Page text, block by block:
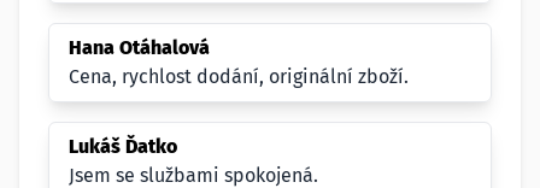
Hana Otáhalová
Cena, rychlost dodání, originální zboží.
Lukáš Ďatko
Jsem se službami spokojená.